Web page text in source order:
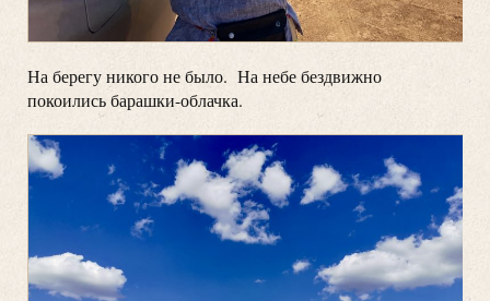
На берегу никого не было. На небе бездвижно
покоились барашки-облачка.